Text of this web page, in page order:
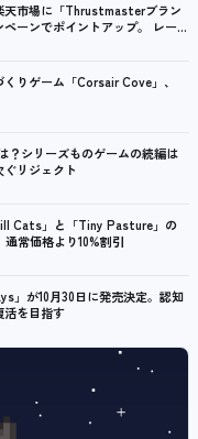
天市場に「Thrustmasterブラン
ーンでポイントアップ。 レーシ
ーを中心に、幅広くラインナッ
りゲーム「Corsair Cove」、
シリーズものゲームの続編は
リジェクト
Cats」と「Tiny Pasture」の
常価格より10%割引
」が10月30日に発売決定。認知
活を目指す